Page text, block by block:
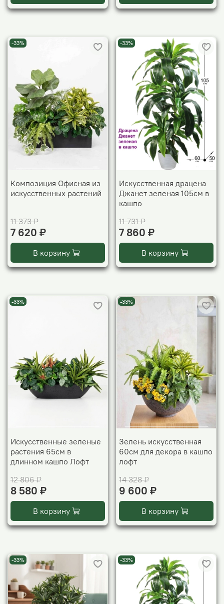
-33%
Композиция Офисная из
искусственных растений
11 373 ₽
7 620 ₽
В корзину
-33%
Искусственная драцена
Джанет зеленая 105см в
кашпо
11 731 ₽
7 860 ₽
В корзину
-33%
Искусственные зеленые
растения 65см в
длинном кашпо Лофт
12 806 ₽
8 580 ₽
В корзину
-33%
Зелень искусственная
60см для декора в кашпо
лофт
14 328 ₽
9 600 ₽
В корзину
-33% -33%